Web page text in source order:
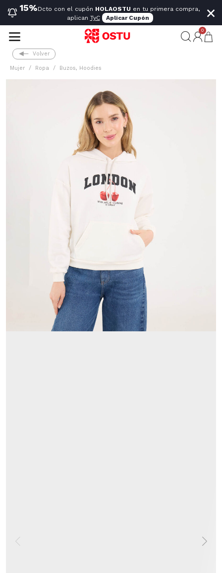
15%Dcto con el cupón HOLAOSTU en tu primera compra,
aplican TyC Aplicar Cupón ×
0
Volver
Mujer Ropa Buzos, Hoodies